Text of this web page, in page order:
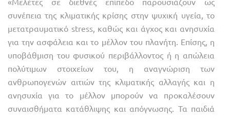
συνέπεια της κλιματικής κρίσης στην ψυχική υγεία, το
μετατραυματικό stress, καθώς και άγχος και ανησυχία
για την ασφάλεια και το μέλλον του πλανήτη. Επίσης, η
υποβάθμιση του φυσικού περιβάλλοντος ή η απώλεια
πολύτιμων στοιχείων του, η αναγνώριση των
ανθρωπογενών αιτιών της κλιματικής αλλαγής και η
ανησυχία για το μέλλον μπορούν να προκαλέσουν
συναισθήματα κατάθλιψης και απόγνωσης. Τα παιδιά